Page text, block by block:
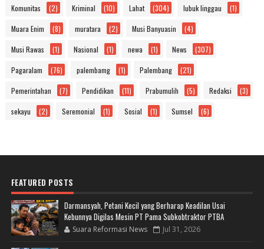
Komunitas (2) Kriminal (10) Lahat (304) lubuk linggau (1)
Muara Enim (8) muratara (2) Musi Banyuasin (4)
Musi Rawas (1) Nasional (1) newa (1) News (307)
Pagaralam (76) palembamg (1) Palembang (21)
Pemerintahan (7) Pendidikan (11) Prabumulih (5) Redaksi (3)
sekayu (2) Seremonial (1) Sosial (1) Sumsel (6)
FEATURED POSTS
Darmansyah, Petani Kecil yang Berharap Keadilan Usai
Kebunnya Digilas Mesin PT Pama Subkobtraktor PTBA
Suara Reformasi News Jul 31, 2026